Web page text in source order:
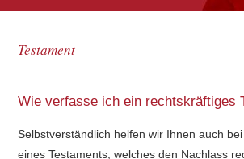
Testament
Wie verfasse ich ein rechtskräftiges
Selbstverständlich helfen wir Ihnen auch
eines Testaments, welches den Nachlass